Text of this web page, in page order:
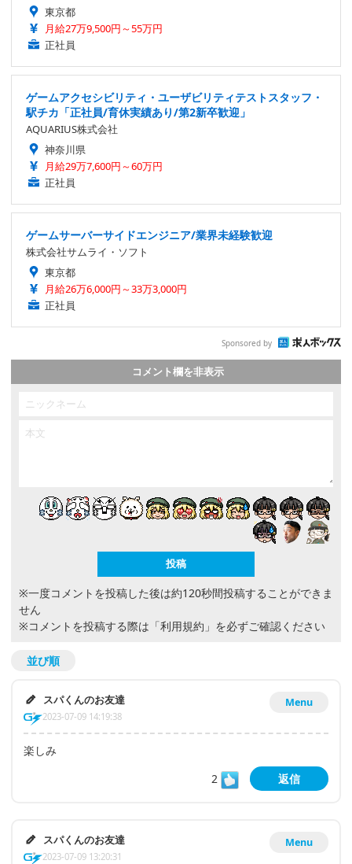
東京都
月給27万9,500円～55万円
正社員
ゲームアクセシビリティ・ユーザビリティテストスタッフ・
駅チカ「正社員/育休実績あり/第2新卒歓迎」
AQUARIUS株式会社
神奈川県
月給29万7,600円～60万円
正社員
ゲームサーバーサイドエンジニア/業界未経験歓迎
株式会社サムライ・ソフト
東京都
月給26万6,000円～33万3,000円
正社員
Sponsored by
コメント欄を非表示
※一度コメントを投稿した後は約120秒間投稿することができま
せん
※コメントを投稿する際は 「利用規約」 を必ずご確認ください
並び順
Menu
スパくんのお友達
2023-07-09 14:19:38
楽しみ
2
返信
Menu
スパくんのお友達
2023-07-09 13:20:31